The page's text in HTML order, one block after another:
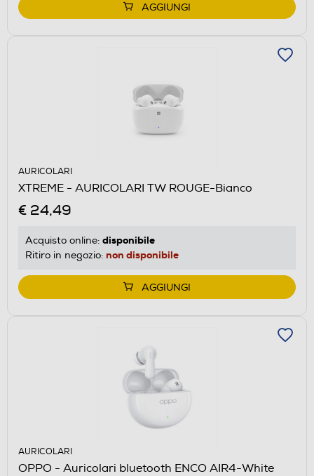
AGGIUNGI
AURICOLARI
XTREME - AURICOLARI TW ROUGE-Bianco
€ 24,49
Acquisto online: disponibile
Ritiro in negozio: non disponibile
AGGIUNGI
AURICOLARI
OPPO - Auricolari bluetooth ENCO AIR4-White